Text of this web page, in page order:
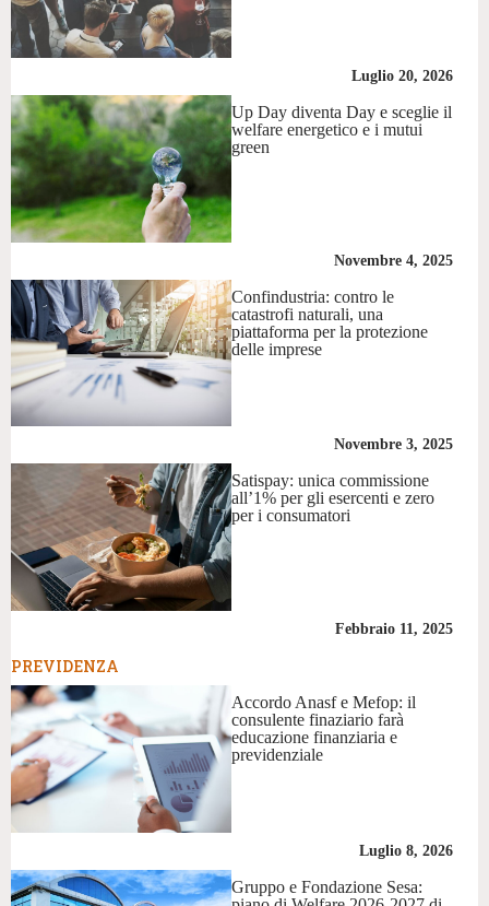
Luglio 20, 2026
Up Day diventa Day e sceglie il
welfare energetico e i mutui
green
Novembre 4, 2025
Confindustria: contro le
catastrofi naturali, una
piattaforma per la protezione
delle imprese
Novembre 3, 2025
Satispay: unica commissione
all’1% per gli esercenti e zero
per i consumatori
Febbraio 11, 2025
PREVIDENZA
Accordo Anasf e Mefop: il
consulente finaziario farà
educazione finanziaria e
previdenziale
Luglio 8, 2026
Gruppo e Fondazione Sesa: